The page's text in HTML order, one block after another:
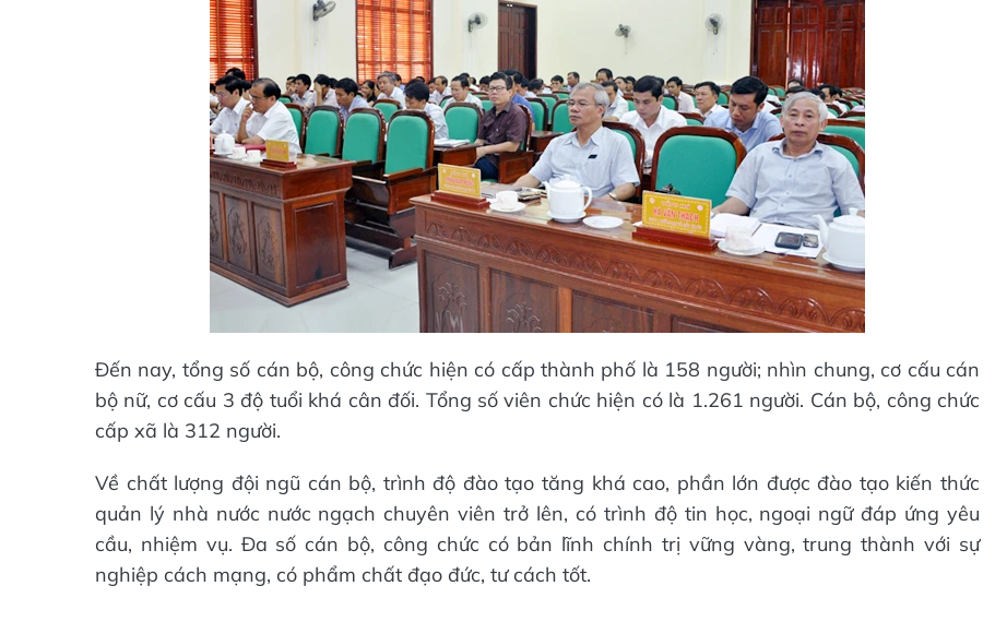
Đến nay, tổng số cán bộ, công chức hiện có cấp thành phố là 158 người; nhìn chung, cơ cấu cán
bộ nữ, cơ cấu 3 độ tuổi khá cân đối. Tổng số viên chức hiện có là 1.261 người. Cán bộ, công chức
cấp xã là 312 người.
Về chất lượng đội ngũ cán bộ, trình độ đào tạo tăng khá cao, phần lớn được đào tạo kiến thức
quản lý nhà nước nước ngạch chuyên viên trở lên, có trình độ tin học, ngoại ngữ đáp ứng yêu
cầu, nhiệm vụ. Đa số cán bộ, công chức có bản lĩnh chính trị vững vàng, trung thành với sự
nghiệp cách mạng, có phẩm chất đạo đức, tư cách tốt.